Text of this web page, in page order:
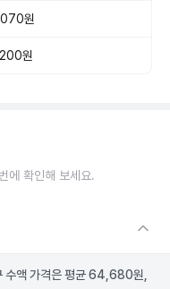
원
원
에 확인해 보세요.
수액 가격은 평균 64,680원,